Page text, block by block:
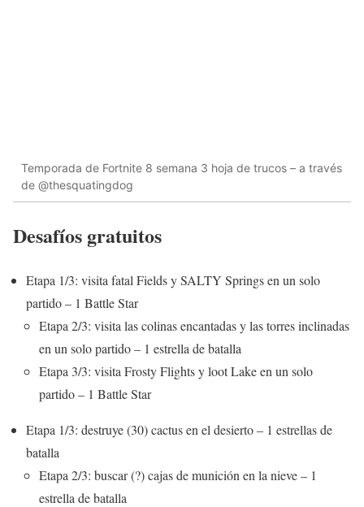
Temporada de Fortnite 8 semana 3 hoja de trucos – a través
de @thesquatingdog
Desafíos gratuitos
Etapa 1/3: visita fatal Fields y SALTY Springs en un solo
partido – 1 Battle Star
Etapa 2/3: visita las colinas encantadas y las torres inclinadas
en un solo partido – 1 estrella de batalla
Etapa 3/3: visita Frosty Flights y loot Lake en un solo
partido – 1 Battle Star
Etapa 1/3: destruye (30) cactus en el desierto – 1 estrellas de
batalla
Etapa 2/3: buscar (?) cajas de munición en la nieve – 1
estrella de batalla